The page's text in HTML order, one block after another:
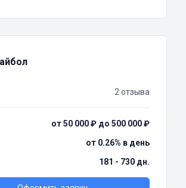
2 отзыва
от 50 000 ₽ до 500 000 ₽
от 0.26% в день
181 - 730 дн.